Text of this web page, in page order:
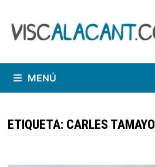
contenido
MENÚ
ETIQUETA: CARLES TAMAYO